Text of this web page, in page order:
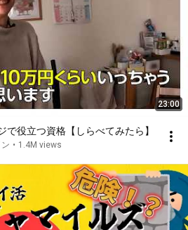
23:00
で役立つ資格【しらべてみたら】
• 1.4M views